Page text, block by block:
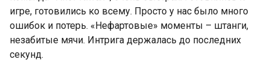
игре, готовились ко всему. Просто у нас было много
ошибок и потерь. «Нефартовые» моменты – штанги,
незабитые мячи. Интрига держалась до последних
секунд.